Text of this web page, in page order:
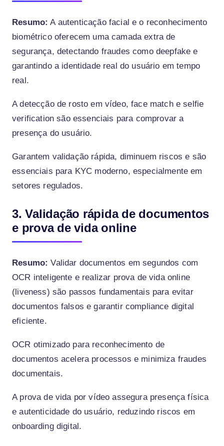
Resumo: A autenticação facial e o reconhecimento
biométrico oferecem uma camada extra de
segurança, detectando fraudes como deepfake e
garantindo a identidade real do usuário em tempo
real.
A detecção de rosto em vídeo, face match e selfie
verification são essenciais para comprovar a
presença do usuário.
Garantem validação rápida, diminuem riscos e são
essenciais para KYC moderno, especialmente em
setores regulados.
3. Validação rápida de documentos
e prova de vida online
Resumo: Validar documentos em segundos com
OCR inteligente e realizar prova de vida online
(liveness) são passos fundamentais para evitar
documentos falsos e garantir compliance digital
eficiente.
OCR otimizado para reconhecimento de
documentos acelera processos e minimiza fraudes
documentais.
A prova de vida por vídeo assegura presença física
e autenticidade do usuário, reduzindo riscos em
onboarding digital.